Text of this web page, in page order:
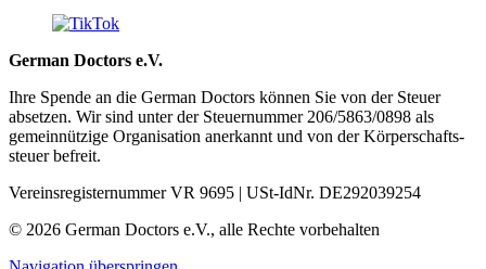
German Doctors e.V.
Ihre Spende an die German Doctors können Sie von der Steuer
absetzen. Wir sind unter der Steuer­nummer 206/5863/0898 als
gemein­nützige Organisation aner­kannt und von der Körper­schafts­
steuer befreit.
Vereinsregisternummer VR 9695 | USt-IdNr. DE292039254
© 2026 German Doctors e.V., alle Rechte vorbehalten